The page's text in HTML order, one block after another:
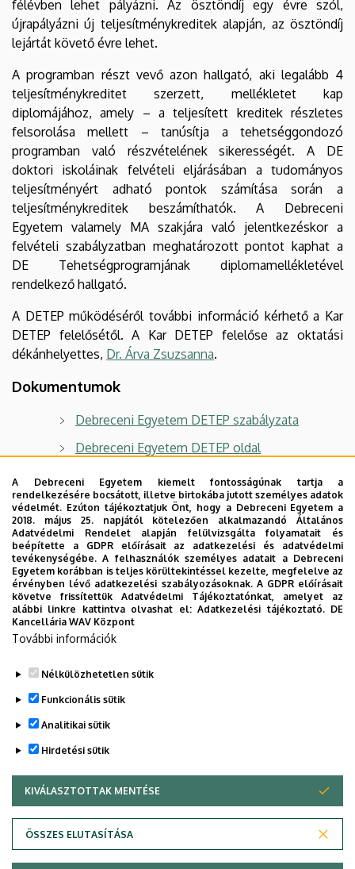
félévben lehet pályázni. Az ösztöndíj egy évre szól,
újrapályázni új teljesítménykreditek alapján, az ösztöndíj
lejártát követő évre lehet.
A programban részt vevő azon hallgató, aki legalább 4
teljesítménykreditet szerzett, mellékletet kap
diplomájához, amely – a teljesített kreditek részletes
felsorolása mellett – tanúsítja a tehetséggondozó
programban való részvételének sikerességét. A DE
doktori iskoláinak felvételi eljárásában a tudományos
teljesítményért adható pontok számítása során a
teljesítménykreditek beszámíthatók. A Debreceni
Egyetem valamely MA szakjára való jelentkezéskor a
felvételi szabályzatban meghatározott pontot kaphat a
DE Tehetségprogramjának diplomamellékletével
rendelkező hallgató.
A DETEP működéséről további információ kérhető a Kar
DETEP felelősétől. A Kar DETEP felelőse az oktatási
dékánhelyettes, Dr. Árva Zsuzsanna.
Dokumentumok
Debreceni Egyetem DETEP szabályzata
Debreceni Egyetem DETEP oldal
DETEP Hallgatói Tájékoztató
DETEP Jelentkezési lap
DETEP Ösztöndíj
(csak a "régi" programra
érvényes)
DETEP Ösztöndíj Pályázati Lap(csak az "új"
programra érvényes)
DETEP Értékelőlap
érvényes)
Fónai Mihály: A Debreceni Egyetem
Tehetséggondozó Programjába került hallgatók
Legutóbbi frissítés:
Adatvédelem
A Debreceni Egyetem kiemelt fontosságúnak tartja a
rendelkezésére bocsátott, illetve birtokába jutott személyes adatok
védelmét. Ezúton tájékoztatjuk Önt, hogy a Debreceni Egyetem a
2018. május 25. napjától kötelezően alkalmazandó Általános
Adatvédelmi Rendelet alapján felülvizsgálta folyamatait és
beépítette a GDPR előírásait az adatkezelési és adatvédelmi
tevékenységébe. A felhasználók személyes adatait a Debreceni
Egyetem korábban is teljes körültekintéssel kezelte, megfelelve az
érvényben lévő adatkezelési szabályozásoknak. A GDPR előírásait
követve frissítettük Adatvédelmi Tájékoztatónkat, amelyet az
alábbi linkre kattintva olvashat el:Adatkezelési tájékoztató. DE
Kancellária WAV Központ
További információk
Nélkülözhetetlen sütik
Funkcionális sütik
Analitikai sütik
Hirdetési sütik
KIVÁLASZTOTTAK MENTÉSE
ÖSSZES ELUTASÍTÁSA
WITHDRAW CONSENT